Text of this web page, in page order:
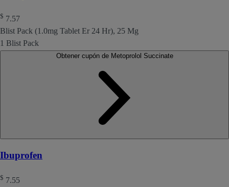
$ 7.57
Blist Pack (1.0mg Tablet Er 24 Hr), 25 Mg
1 Blist Pack
Obtener cupón de Metoprolol Succinate
Ibuprofen
$ 7.55